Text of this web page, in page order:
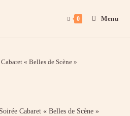
0 Menu
« Belles de Scène »